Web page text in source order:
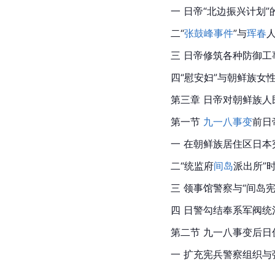
一 日帝“北边振兴计划”
二“张鼓峰事件”与珲春
三 日帝修筑各种防御
四“慰安妇”与朝鲜族女
第三章 日帝对朝鲜族人
第一节 九一八事变前日
一 在朝鲜族居住区日
二“统监府间岛派出所”
三 领事馆警察与“间岛
四 日警勾结奉系军阀
第二节 九一八事变后
一 扩充宪兵警察组织与